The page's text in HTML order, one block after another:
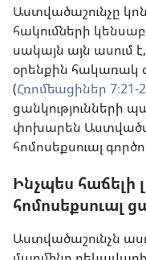
Աստվածաշունչը
հակումների
սակայն այն ասում
օրենքին հակառակ
(Հռոմեացիներ 7։21-
ցանկությունների
փոխարեն
հոմոսեքսուալ
Ինչպես հաճելի
հոմոսեքսուալ
Աստվածաշունչն